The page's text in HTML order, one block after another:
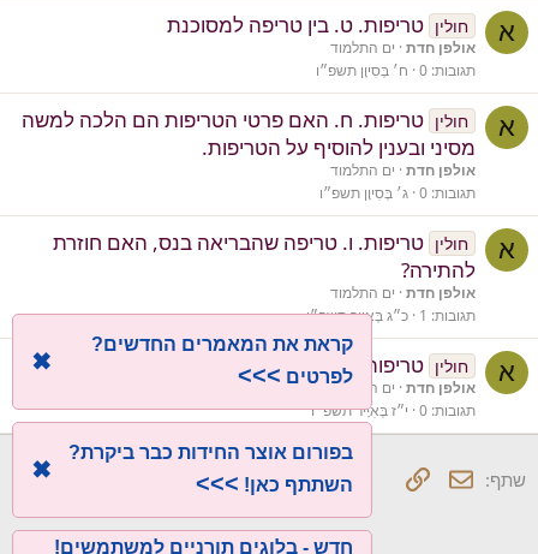
א חולין טריפות. ט. בין טריפה למסוכנת
אולפן חדת ים התלמוד
תגובות 0 ח׳ בְּסִיוָן תשפ״ו
א חולין טריפות. ח. האם פרטי הטריפות הם הלכה למשה
מסיני ובענין להוסיף על הטריפות.
אולפן חדת ים התלמוד
תגובות 0 ג׳ בְּסִיוָן תשפ״ו
א חולין טריפות. ו. טריפה שהבריאה בנס, האם חוזרת
להתירה?
אולפן חדת ים התלמוד
תגובות 1 כ״ג בְּאִיָיר תשפ״ו
א חולין טריפות. ה. הדין והמציאות.
אולפן חדת ים התלמוד
תגובות 0 י״ז בְּאִיָיר תשפ״ו
שתף: אימיילקישור
חדש - בלוגים תורניים למשתמשים!
בפורום אוצר החידות כבר ביקרת?
השתתף כאן! >>>
✖
קראת את המאמרים החדשים?
לפרטים >>>
✖